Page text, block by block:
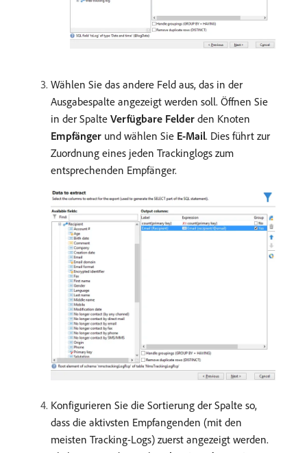
Wählen Sie das andere Feld aus, das in der
Ausgabespalte angezeigt werden soll. Öffnen Sie
in der Spalte Verfügbare Felder den Knoten
Empfänger und wählen Sie E-Mail. Dies führt zur
Zuordnung eines jeden Trackinglogs zum
entsprechenden Empfänger.
Konfigurieren Sie die Sortierung der Spalte so,
dass die aktivsten Empfangenden (mit den
meisten Tracking-Logs) zuerst angezeigt werden.